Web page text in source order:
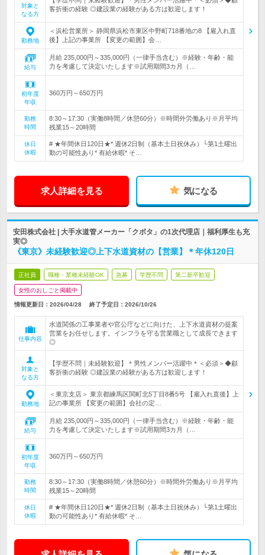
対象と
なる方
客折衝の経験 ◎建設業の経験がある方は歓迎します！
勤務地
＜浜松営業所＞ 静岡県浜松市東区中野町718番地の8 【雇入れ直
後】上記の事業所 【変更の範囲】会…
給与
月給 235,000円～335,000円（一律手当含む）※経験・年齢・能
力を考慮して決定いたします※試用期間3カ月（…
初年度
年収
360万円～650万円
勤務
時間
8:30～17:30（実働8時間／休憩60分）※時間外労働あり※月平均
残業15～20時間
休日
休暇
# ★年間休日120日★* 週休2日制（基本土日祝休み）└第1土曜出
勤の可能性あり* 有給休暇* そ…
求人詳細を見る 気になる
安田株式会社 | 大手水道管メーカー「クボタ」の1次代理店｜福利厚生も充
実◎
《東京》未経験歓迎◎上下水道資材の【営業】＊年休120日
正社員 職種・業種未経験OK 急募 学歴不問 第二新卒歓迎
女性のおしごと掲載中
情報更新日：2026/04/28 終了予定日： 2026/10/26
仕事内容
水道関係の工事業者や官公庁などに向けた、上下水道資材の提案
営業をお任せします。インフラを守る営業職として成長できます
◎
対象と
なる方
【学歴不問｜未経験歓迎】＊男性メンバー活躍中＊＜必須＞◆顧
客折衝の経験 ◎建設業の経験がある方は歓迎します！
勤務地
＜東京支店＞ 東京都練馬区関町北5丁目8番5号 【雇入れ直後】上
記の事業所 【変更の範囲】会社の定…
給与
月給 235,000円～335,000円（一律手当含む）※経験・年齢・能
力を考慮して決定いたします※試用期間3カ月（…
初年度
年収
360万円～650万円
勤務
時間
8:30～17:30（実働8時間／休憩60分）※時間外労働あり※月平均
残業15～20時間
休日
休暇
# ★年間休日120日★* 週休2日制（基本土日祝休み）└第1土曜出
勤の可能性あり* 有給休暇* そ…